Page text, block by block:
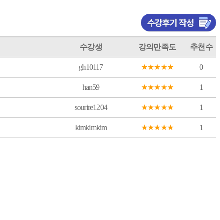
수강생 강의만족도 추천수
gh10117 ★★★★★ 0
han59 ★★★★★ 1
sourire1204 ★★★★★ 1
kimkimkim ★★★★★ 1